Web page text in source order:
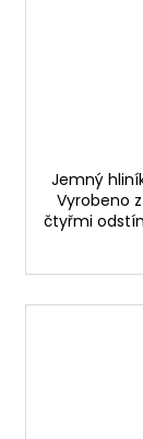
Jemný
Vyrobeno
čtyřmi